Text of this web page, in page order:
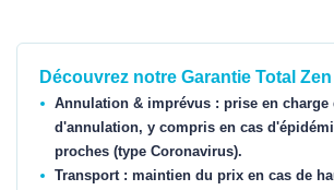
Découvrez notre Garantie Total Zen
Annulation & imprévus : prise en charge
d'annulation, y compris en cas
proches (type Coronavirus).
Transport : maintien du prix en cas de